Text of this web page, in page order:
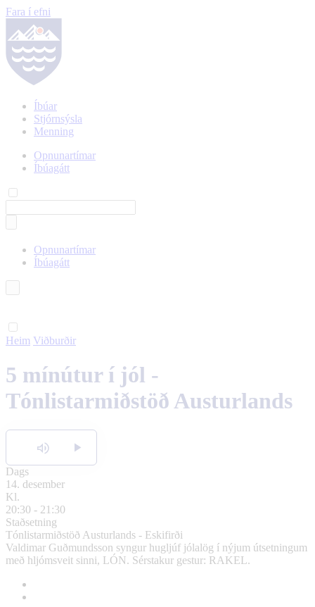
Fara í efni
Íbúar
Stjórnsýsla
Menning
Opnunartímar
Íbúagátt
Opnunartímar
Íbúagátt
Heim Viðburðir
5 mínútur í jól -
Tónlistarmiðstöð Austurlands
Hlusta
Dags
14. desember
Kl.
20:30 - 21:30
Staðsetning
Tónlistarmiðstöð Austurlands - Eskifirði
Valdimar Guðmundsson syngur hugljúf jólalög í nýjum útsetningum
með hljómsveit sinni, LÓN. Sérstakur gestur: RAKEL.